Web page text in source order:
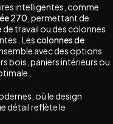
intelligentes, comme
270 , permettant de
de travail ou des colonnes
. Lescolonnes de
avec des options
bois, paniers intérieurs ou
.
où le design
détail reflète le